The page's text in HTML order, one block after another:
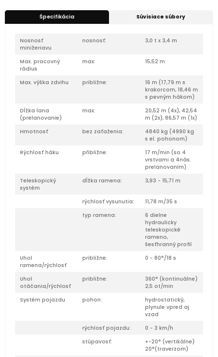
Špecifikácia Súvisiace súbory
Nosnosť
minižeriavu
nosnosť: 3,0 t x 3,4 m
Max. pracovný
rádius
max: 15,52 m
Max. výška zdvihu približne:
16 m (17,79 m s
krakorcom, 18,46 m
s pevným hákom)
Dĺžka lana
(prelanovanie)
max:
20,52 m (4x), 42,54
m (2x), 86,57 m (1x)
Hmotnosť
bez zaťaženia:
4840 kg (4990 kg
s el. pohonom)
Rýchlosť háku
přibližne:
17 m/min (so 4
vrstvami a 4nás.
prelanovaním)
Teleskopický
systém
dĺžka ramena: 3,93 - 15,71 m
rýchlosť vysunutia:
11,78 m/35 s
typ ramena:
6 dielne
hydraulicky
teleskopické
rameno,
šesťhranný profil
Uhol
ramena/rýchlosť
približne: 0 - 80°/18 s
Uhol
otáčania/rýchlosť
približne:
360° (kontinuálne)
2,5 ot/min
Systém pojazdu
pohon:
hydrostatický,
plynule vpred aj
vzad
rýchlosť pojazdu:
0 - 3 km/h
stúpavosť:
+-20° (vertikálne)
20°(traverzom)